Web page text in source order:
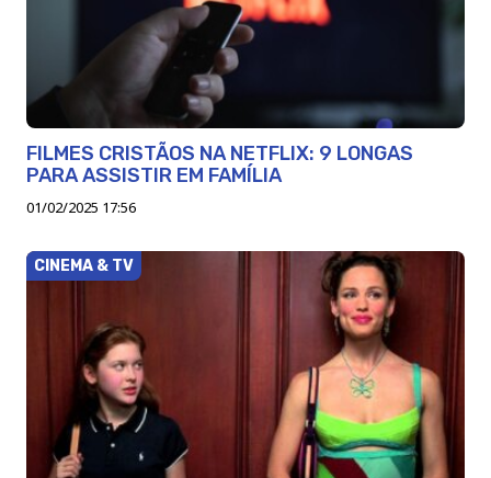
FILMES CRISTÃOS NA NETFLIX: 9 LONGAS
PARA ASSISTIR EM FAMÍLIA
01/02/2025 17:56
CINEMA & TV